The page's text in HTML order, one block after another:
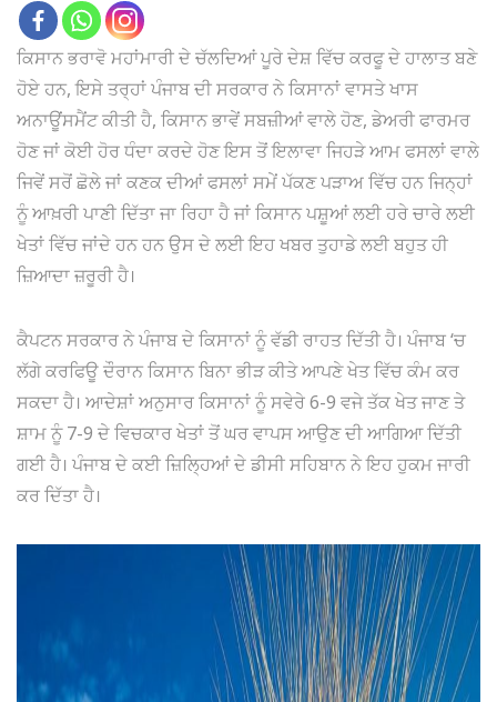
ਕਿਸਾਨ ਭਰਾਵੋ ਮਹਾਂਮਾਰੀ ਦੇ ਚੱਲਦਿਆਂ ਪੂਰੇ ਦੇਸ਼ ਵਿੱਚ ਕਰਫੂ ਦੇ ਹਾਲਾਤ ਬਣੇ
ਹੋਏ ਹਨ, ਇਸੇ ਤਰ੍ਹਾਂ ਪੰਜਾਬ ਦੀ ਸਰਕਾਰ ਨੇ ਕਿਸਾਨਾਂ ਵਾਸਤੇ ਖਾਸ
ਅਨਾਊਂਸਮੈਂਟ ਕੀਤੀ ਹੈ, ਕਿਸਾਨ ਭਾਵੇਂ ਸਬਜ਼ੀਆਂ ਵਾਲੇ ਹੋਣ, ਡੇਅਰੀ ਫਾਰਮਰ
ਹੋਣ ਜਾਂ ਕੋਈ ਹੋਰ ਧੰਦਾ ਕਰਦੇ ਹੋਣ ਇਸ ਤੋਂ ਇਲਾਵਾ ਜਿਹੜੇ ਆਮ ਫਸਲਾਂ ਵਾਲੇ
ਜਿਵੇਂ ਸਰੋਂ ਛੋਲੇ ਜਾਂ ਕਣਕ ਦੀਆਂ ਫਸਲਾਂ ਸਮੇਂ ਪੱਕਣ ਪੜਾਅ ਵਿੱਚ ਹਨ ਜਿਨ੍ਹਾਂ
ਨੂੰ ਆਖ਼ਰੀ ਪਾਣੀ ਦਿੱਤਾ ਜਾ ਰਿਹਾ ਹੈ ਜਾਂ ਕਿਸਾਨ ਪਸ਼ੂਆਂ ਲਈ ਹਰੇ ਚਾਰੇ ਲਈ
ਖੇਤਾਂ ਵਿੱਚ ਜਾਂਦੇ ਹਨ ਹਨ ਉਸ ਦੇ ਲਈ ਇਹ ਖਬਰ ਤੁਹਾਡੇ ਲਈ ਬਹੁਤ ਹੀ
ਜ਼ਿਆਦਾ ਜ਼ਰੂਰੀ ਹੈ।
ਕੈਪਟਨ ਸਰਕਾਰ ਨੇ ਪੰਜਾਬ ਦੇ ਕਿਸਾਨਾਂ ਨੂੰ ਵੱਡੀ ਰਾਹਤ ਦਿੱਤੀ ਹੈ। ਪੰਜਾਬ ‘ਚ
ਲੱਗੇ ਕਰਫਿਊ ਦੌਰਾਨ ਕਿਸਾਨ ਬਿਨਾ ਭੀੜ ਕੀਤੇ ਆਪਣੇ ਖੇਤ ਵਿੱਚ ਕੰਮ ਕਰ
ਸਕਦਾ ਹੈ। ਆਦੇਸ਼ਾਂ ਅਨੁਸਾਰ ਕਿਸਾਨਾਂ ਨੂੰ ਸਵੇਰੇ 6-9 ਵਜੇ ਤੱਕ ਖੇਤ ਜਾਣ ਤੇ
ਸ਼ਾਮ ਨੂੰ 7-9 ਦੇ ਵਿਚਕਾਰ ਖੇਤਾਂ ਤੋਂ ਘਰ ਵਾਪਸ ਆਉਣ ਦੀ ਆਗਿਆ ਦਿੱਤੀ
ਗਈ ਹੈ। ਪੰਜਾਬ ਦੇ ਕਈ ਜ਼ਿਲ੍ਹਿਆਂ ਦੇ ਡੀਸੀ ਸਹਿਬਾਨ ਨੇ ਇਹ ਹੁਕਮ ਜਾਰੀ
ਕਰ ਦਿੱਤਾ ਹੈ।